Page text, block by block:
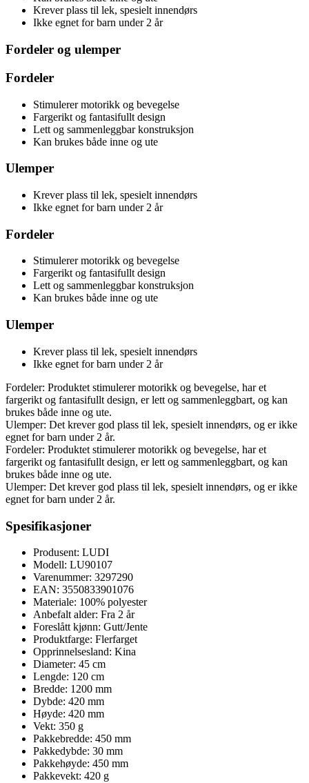
Krever plass til lek, spesielt innendørs
Ikke egnet for barn under 2 år
Fordeler og ulemper
Fordeler
Stimulerer motorikk og bevegelse
Fargerikt og fantasifullt design
Lett og sammenleggbar konstruksjon
Kan brukes både inne og ute
Ulemper
Krever plass til lek, spesielt innendørs
Ikke egnet for barn under 2 år
Fordeler
Stimulerer motorikk og bevegelse
Fargerikt og fantasifullt design
Lett og sammenleggbar konstruksjon
Kan brukes både inne og ute
Ulemper
Krever plass til lek, spesielt innendørs
Ikke egnet for barn under 2 år
Fordeler: Produktet stimulerer motorikk og bevegelse, har et
fargerikt og fantasifullt design, er lett og sammenleggbart, og kan
brukes både inne og ute.
Ulemper: Det krever god plass til lek, spesielt innendørs, og er ikke
egnet for barn under 2 år.
Fordeler: Produktet stimulerer motorikk og bevegelse, har et
fargerikt og fantasifullt design, er lett og sammenleggbart, og kan
brukes både inne og ute.
Ulemper: Det krever god plass til lek, spesielt innendørs, og er ikke
egnet for barn under 2 år.
Spesifikasjoner
Produsent: LUDI
Modell: LU90107
Varenummer: 3297290
EAN: 3550833901076
Materiale: 100% polyester
Anbefalt alder: Fra 2 år
Foreslått kjønn: Gutt/Jente
Produktfarge: Flerfarget
Opprinnelsesland: Kina
Diameter: 45 cm
Lengde: 120 cm
Bredde: 1200 mm
Dybde: 420 mm
Høyde: 420 mm
Vekt: 350 g
Pakkebredde: 450 mm
Pakkedybde: 30 mm
Pakkehøyde: 450 mm
Pakkevekt: 420 g